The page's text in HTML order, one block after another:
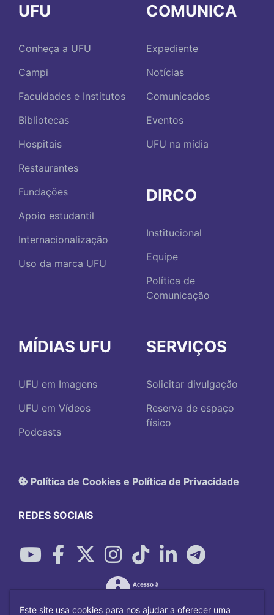
UFU
Conheça a UFU
Campi
Faculdades e Institutos
Bibliotecas
Hospitais
Restaurantes
Fundações
Apoio estudantil
Internacionalização
Uso da marca UFU
COMUNICA
Expediente
Notícias
Comunicados
Eventos
UFU na mídia
DIRCO
Institucional
Equipe
Política de
Comunicação
MÍDIAS UFU
UFU em Imagens
UFU em Vídeos
Podcasts
SERVIÇOS
Solicitar divulgação
Reserva de espaço
físico
Política de Cookies e Política de Privacidade
REDES SOCIAIS
Este site usa cookies para nos ajudar a oferecer uma